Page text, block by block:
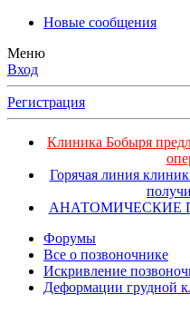
Новые сообщения
Меню
Вход
Регистрация
Клиника Бобыря
Горячая линия
АНАТОМИЧЕСКИЕ
Форумы
Все о позвоночнике
Искривление
Деформации грудной